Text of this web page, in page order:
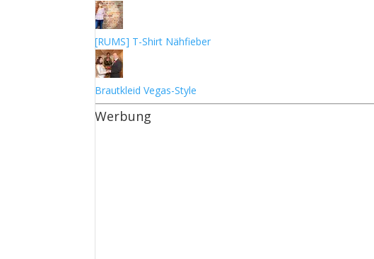
[RUMS] T-Shirt Nähfieber
Brautkleid Vegas-Style
Werbung